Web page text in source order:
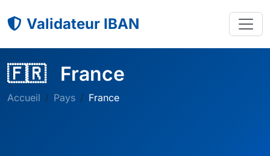
Validateur IBAN
🇫🇷 France
Accueil Pays France